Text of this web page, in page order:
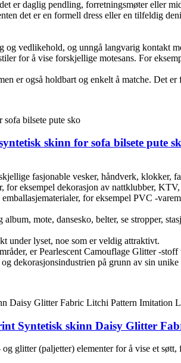
er daglig pendling, forretningsmøter eller
det er en formell dress eller en tilfeldig
vedlikehold, og unngå langvarig kontakt
for å vise forskjellige motesans. For
er også holdbart og enkelt å matche. Det
skinn for sofa bilsete pute
fasjonable vesker, håndverk, klokker,
eksempel dekorasjon av nattklubber,
for eksempel PVC -
mote, dansesko, belter, se stropper,
under lyset, noe som er veldig attraktivt.
er Pearlescent Camouflage Glitter -
dekorasjonsindustrien på grunn av sin
Syntetisk skinn Daisy Glitter
glitter (paljetter) elementer for å vise et